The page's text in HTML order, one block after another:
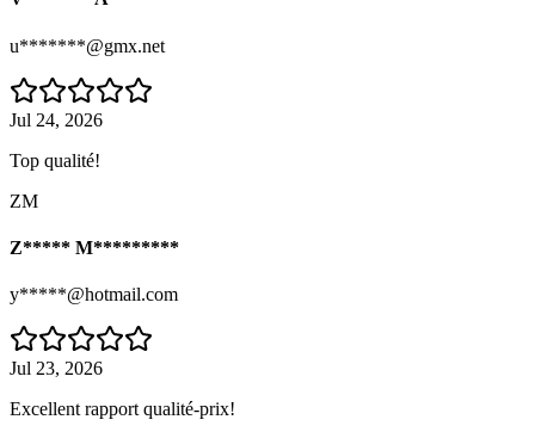
u*******@gmx.net
Jul 24, 2026
Top qualité!
ZM
Z***** M*********
y*****@hotmail.com
Jul 23, 2026
Excellent rapport qualité-prix!